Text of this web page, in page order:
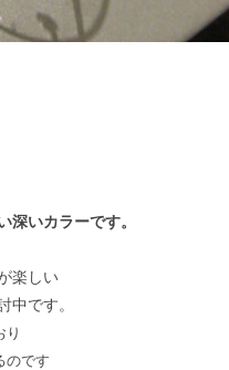
深いカラーです。
楽しい
中です。
り
のです